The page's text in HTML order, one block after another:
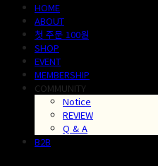
HOME
ABOUT
첫 주문 100원
SHOP
EVENT
MEMBERSHIP
COMMUNITY
Notice
REVIEW
Q & A
B2B